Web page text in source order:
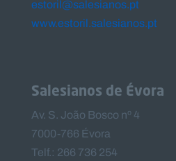
estoril@salesianos.pt
www.estoril.salesianos.pt
Salesianos de Évora
Av. S. João Bosco nº 4
7000-766 Évora
Telf.: 266 736 254